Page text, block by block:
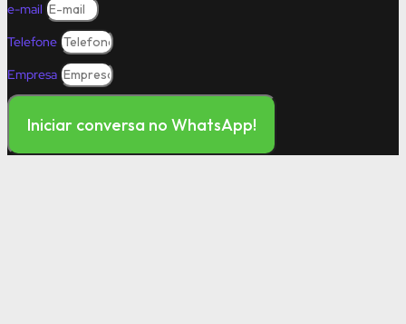
e-mail
Telefone
Empresa
Iniciar conversa no WhatsApp!